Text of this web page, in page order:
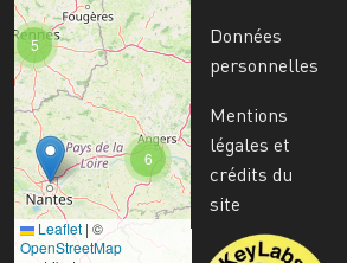
6
5
Leaflet | ©
OpenStreetMap
Données
personnelles
Mentions
légales et
crédits du
site
Image